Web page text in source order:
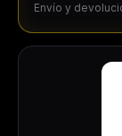
Envío y